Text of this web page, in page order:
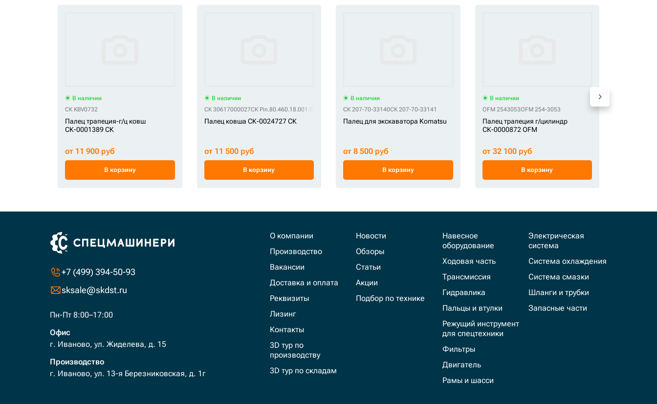
В наличии
СК KBV0732
Палец трапеция-г/ц ковш
СК-0001389 СК
от 11 900 руб
В корзину
В наличии
СК 30617000027СК Pin.80.460.18.001.0
Палец ковша СК-0024727 СК
от 11 500 руб
В корзину
В наличии
СК 207-70-33140СК 207-70-33141
Палец для экскаватора Komatsu
от 8 500 руб
В корзину
В наличии
OFM 2543053OFM 254-3053
Палец трапеция г/цилиндр
СК-0000872 OFM
от 32 100 руб
В корзину
+7 (499) 394-50-93
sksale@skdst.ru
Пн-Пт 8:00–17:00
Офис
г. Иваново, ул. Жиделева, д. 15
Производство
г. Иваново, ул. 13-я Березниковская, д. 1г
О компании
Производство
Вакансии
Доставка и оплата
Реквизиты
Лизинг
Контакты
3D тур по
производству
3D тур по складам
Новости
Обзоры
Статьи
Акции
Подбор по технике
Навесное
оборудование
Ходовая часть
Трансмиссия
Гидравлика
Пальцы и втулки
Режущий инструмент
для спецтехники
Фильтры
Двигатель
Рамы и шасси
Электрическая
система
Система охлаждения
Система смазки
Шланги и трубки
Запасные части